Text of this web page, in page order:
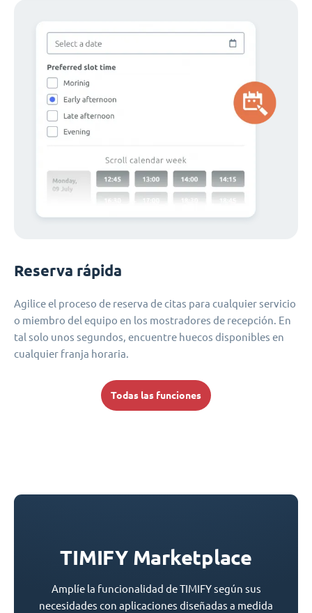
Reserva rápida
Agilice el proceso de reserva de citas para cualquier servicio
o miembro del equipo en los mostradores de recepción. En
tal solo unos segundos, encuentre huecos disponibles en
cualquier franja horaria.
Todas las funciones
TIMIFY Marketplace
Amplíe la funcionalidad de TIMIFY según sus
necesidades con aplicaciones diseñadas a medida